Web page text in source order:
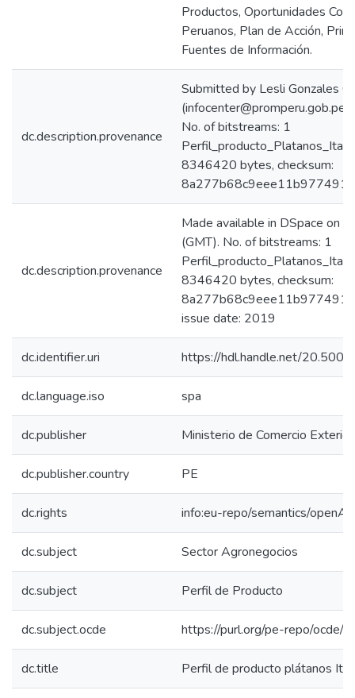
Productos, Oportunidades
Peruanos, Plan de Acción,
Fuentes de Información.
dc.description.provenance
Submitted by Lesli Gonzales
No. of bitstreams: 1
8346420 bytes, checksum:
dc.description.provenance
Made available in DSpace
(GMT). No. of bitstreams: 1
8346420 bytes, checksum:
issue date: 2019
dc.identifier.uri https://hdl.handle.net/
dc.language.iso spa
dc.publisher Ministerio de Comercio
dc.publisher.country PE
dc.rights info:eu-repo/semantics/
dc.subject Sector Agronegocios
dc.subject Perfil de Producto
dc.subject.ocde https://purl.org/pe-repo/ocde/
dc.title Perfil de producto plátanos